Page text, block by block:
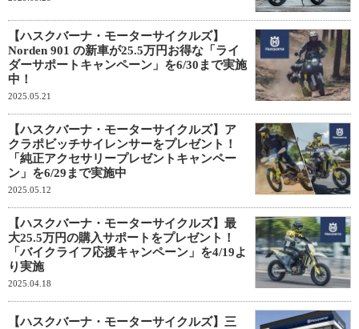
【ハスクバーナ・モーターサイクルズ】
Norden 901 の新車が25.5万円お得な「ライ
ダーサポートキャンペーン」を6/30まで実施
中！
2025.05.21
【ハスクバーナ・モーターサイクルズ】ア
クラポビッチサイレンサーをプレゼント！
「純正アクセサリープレゼントキャンペー
ン」を6/29まで実施中
2025.05.12
【ハスクバーナ・モーターサイクルズ】最
大25.5万円の購入サポートをプレゼント！
「バイクライフ応援キャンペーン」を4/19よ
り実施
2025.04.18
【ハスクバーナ・モーターサイクルズ】三